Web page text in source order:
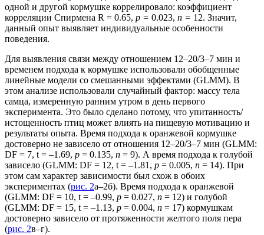
одной и другой кормушке коррелировало: коэффициент
корреляции Спирмена R = 0.65, p = 0.023, n = 12. Значит,
данный опыт выявляет индивидуальные особенности
поведения.
Для выявления связи между отношением 12–20/3–7 мин и
временем подхода к кормушке использовали обобщенные
линейные модели со смешанными эффектами (GLMM). В
этом анализе использовали случайный фактор: массу тела
самца, измеренную ранним утром в день первого
эксперимента. Это было сделано потому, что упитанность/
истощенность птиц может влиять на пищевую мотивацию и
результаты опыта. Время подхода к оранжевой кормушке
достоверно не зависело от отношения 12–20/3–7 мин (GLMM:
DF = 7, t = –1.69, p = 0.135, n = 9). А время подхода к голубой
зависело (GLMM: DF = 12, t = –1.81, p = 0.005, n = 14). При
этом сам характер зависимости был схож в обоих
экспериментах (рис. 2а–2б). Время подхода к оранжевой
(GLMM: DF = 10, t = –0.99, p = 0.027, n = 12) и голубой
(GLMM: DF = 15, t = –1.13, p = 0.004, n = 17) кормушкам
достоверно зависело от протяженности желтого поля пера
(рис. 2в–г).